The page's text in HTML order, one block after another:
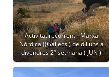
Activitat recurrent - Marxa
Nòrdica ((Gallecs ) de dilluns a
divendres 2º setmana ( JUN )